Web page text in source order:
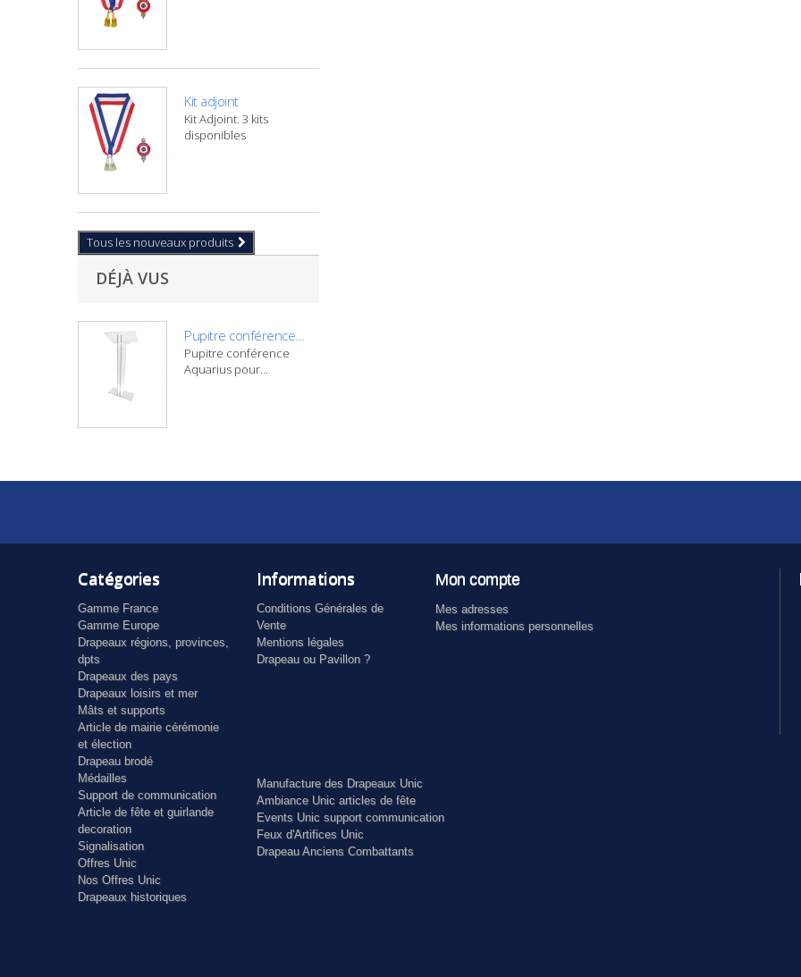
Kit adjoint
Kit Adjoint. 3 kits
disponibles
Tous les nouveaux produits
DÉJÀ VUS
Pupitre conférence...
Pupitre conférence
Aquarius pour...
Catégories
Gamme France
Gamme Europe
Drapeaux régions, provinces,
dpts
Drapeaux des pays
Drapeaux loisirs et mer
Mâts et supports
Article de mairie cérémonie
et élection
Drapeau brodé
Médailles
Support de communication
Article de fête et guirlande
decoration
Signalisation
Offres Unic
Nos Offres Unic
Drapeaux historiques
Informations
Conditions Générales de
Vente
Mentions légales
Drapeau ou Pavillon ?
Mon compte
Mes adresses
Mes informations personnelles
Manufacture des Drapeaux Unic
Ambiance Unic articles de fête
Events Unic support communication
Feux d'Artifices Unic
Drapeau Anciens Combattants